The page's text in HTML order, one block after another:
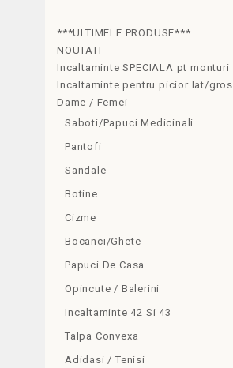
***ULTIMELE PRODUSE***
NOUTATI
Incaltaminte SPECIALA pt monturi
Incaltaminte pentru picior lat/gros
Dame / Femei
Saboti/Papuci Medicinali
Pantofi
Sandale
Botine
Cizme
Bocanci/Ghete
Papuci De Casa
Opincute / Balerini
Incaltaminte 42 Si 43
Talpa Convexa
Adidasi / Tenisi